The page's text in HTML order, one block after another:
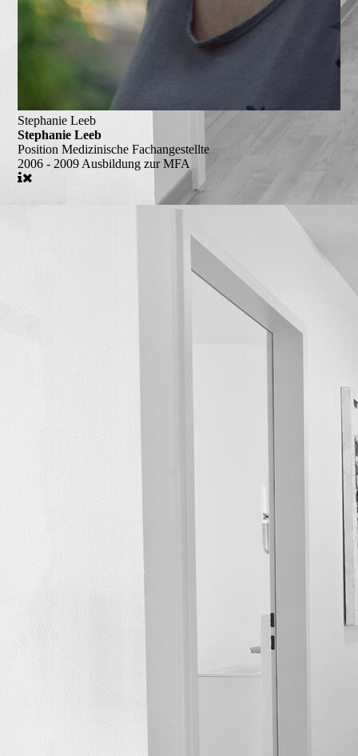
Stephanie Leeb
Stephanie Leeb
PositionMedizinische Fachangestellte
2006 - 2009 Ausbildung zur MFA